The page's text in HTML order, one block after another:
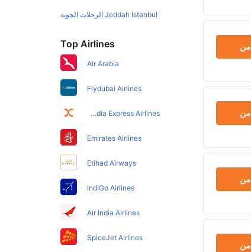
من
من
من
من
Jeddah Istanbul الرحلات الجوية
Top Airlines
Air Arabia
Flydubai Airlines
Air India Express Airlines
Emirates Airlines
Etihad Airways
IndiGo Airlines
Air India Airlines
SpiceJet Airlines